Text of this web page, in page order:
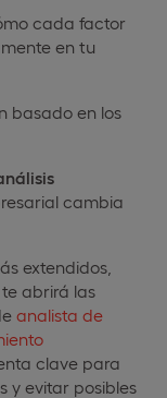
cada factor
en tu
basado en los
cambia
extendidos,
abrirá las
analista de
clave para
y evitar posibles